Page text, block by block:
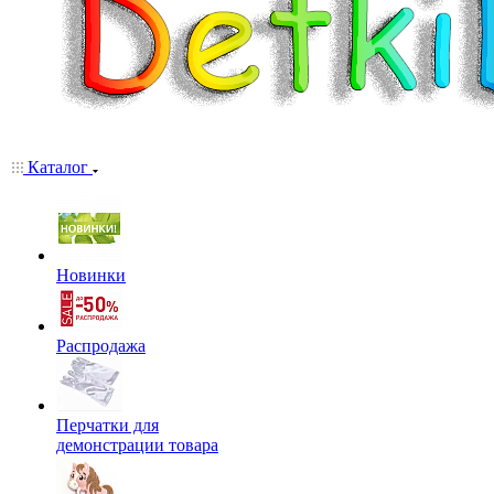
Каталог
Новинки
Распродажа
Перчатки для
демонстрации товара